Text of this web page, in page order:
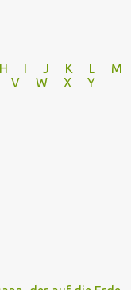
H I J K L
M
V
W X Y